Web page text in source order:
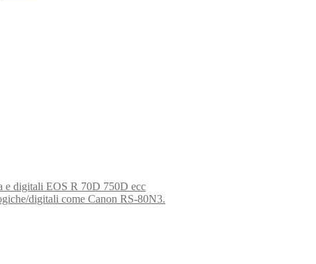
e digitali EOS R 70D 750D ecc
digitali come Canon RS-80N3.